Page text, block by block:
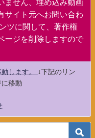
ません、埋め込み動画
サイト元へお問い合わ
ツに関して、著作権
ージを削除しますので
します。
↓下記のリン
移動